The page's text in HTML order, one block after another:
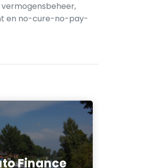
en no-cure-no-pay-
Finance